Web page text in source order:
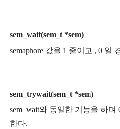
sem_wait(sem_t *sem)
semaphore 값을 1 줄이고 , 0 일
sem_trywait(sem_t *sem)
sem_wait와 동일한 기능을 하
한다.